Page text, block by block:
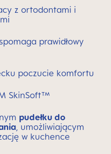
z ortodontami i
prawidłowy
poczucie komfortu
SkinSoft™
pudełku do
, umożliwiającym
w kuchence